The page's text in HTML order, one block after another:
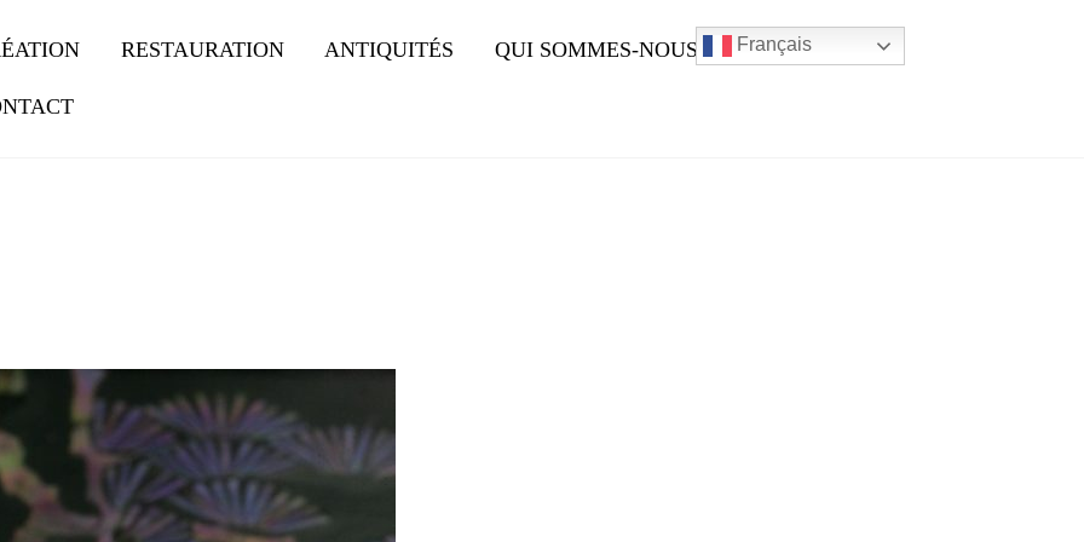
RESTAURATION ANTIQUITÉS QUI SOMMES-NOUS ? ACTUALITÉS
Français